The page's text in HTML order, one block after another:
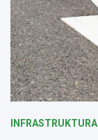
INFRASTRUKTURA